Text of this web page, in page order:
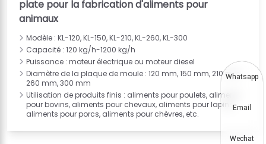
plate pour la fabrication d'aliments pour
animaux
Modèle : KL-120, KL-150, KL-210, KL-260, KL-300
Capacité : 120 kg/h-1200 kg/h
Puissance : moteur électrique ou moteur diesel
Diamètre de la plaque de moule : 120 mm, 150 mm, 210 mm,
260 mm, 300 mm
Utilisation de produits finis : aliments pour poulets, aliments
pour bovins, aliments pour chevaux, aliments pour lapins,
aliments pour porcs, aliments pour chèvres, etc.
Whatsapp
Email
Wechat